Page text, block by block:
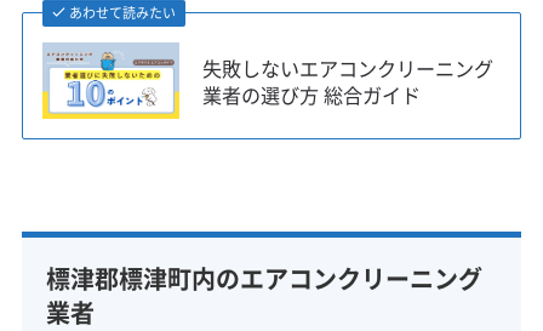
あわせて読みたい
失敗しないエアコンクリーニング
業者の選び方 総合ガイド
標津郡標津町内のエアコンクリーニング
業者